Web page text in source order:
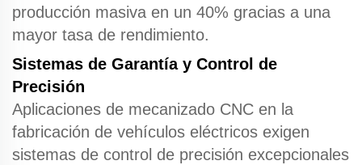
producción masiva en un 40% gracias a una
mayor tasa de rendimiento.
Sistemas de Garantía y Control de
Precisión
Aplicaciones de mecanizado CNC en la
fabricación de vehículos eléctricos exigen
sistemas de control de precisión excepcionales